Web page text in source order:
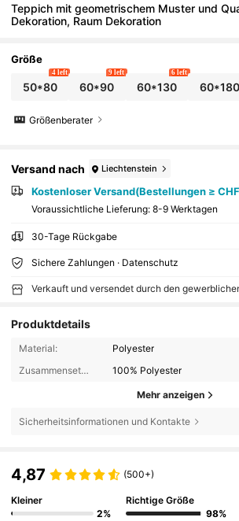
Teppich mit geometrischem Muster und
Dekoration, Raum Dekoration
Größe
50*80
4 left
60*90
9 left
60*130
6 left
60*180
Größenberater
Versand nach Liechtenstein
Kostenloser Versand(Bestellungen ≥
Voraussichtliche Lieferung: 8-9 Werktagen
30-Tage Rückgabe
Sichere Zahlungen · Datenschutz
Verkauft und versendet durch den
Produktdetails
Material:
Polyester
Zusammensetzung:
100% Polyester
Mehr anzeigen
Sicherheitsinformationen und Kontakte
4,87 (500+)
Kleiner
2%
Richtige Größe
98%